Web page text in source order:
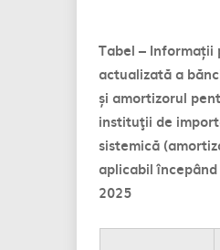
Tabel – Informații
actualizată a
și amortizorul
instituţii de
sistemică
aplicabil în
2025